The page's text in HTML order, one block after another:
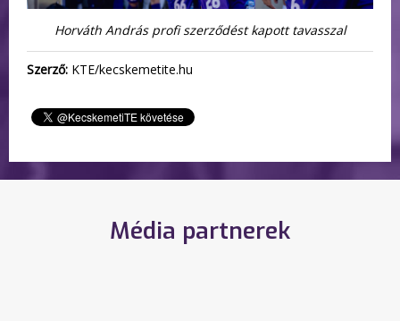
Horváth András profi szerződést kapott tavasszal
Szerző: KTE/kecskemetite.hu
Média partnerek